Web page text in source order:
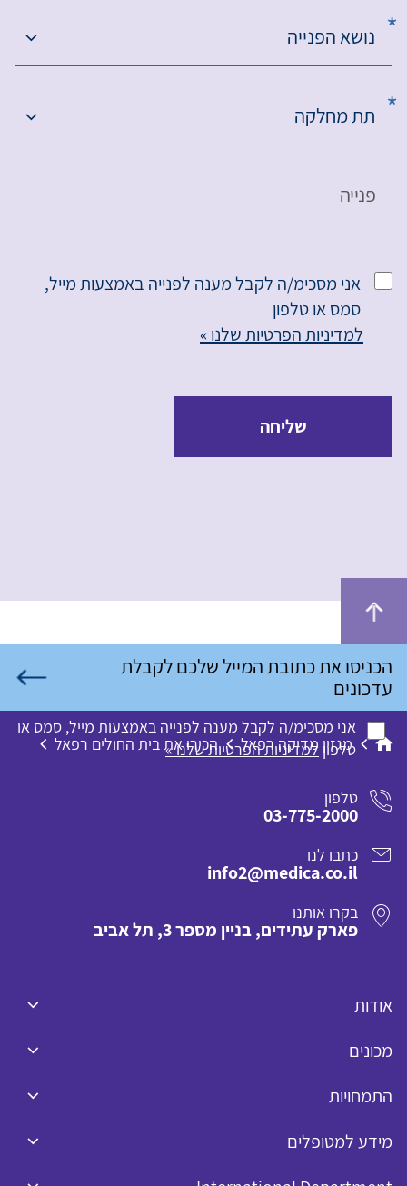
נושא הפנייה
תת מחלקה
פנייה
אני מסכימ/ה לקבל מענה לפנייה באמצעות מייל,
סמס או טלפון
למדיניות הפרטיות שלנו »
שליחה
אני מסכימ/ה לקבל מענה לפנייה באמצעות מייל, סמס או
טלפון למדיניות הפרטיות שלנו »
מגזין מדיקה רפאל הכירו את בית החולים רפאל
טלפון
03-775-2000
כתבו לנו
info2@medica.co.il
בקרו אותנו
פארק עתידים, בניין מספר 3, תל אביב
אודות
מכונים
התמחויות
מידע למטופלים